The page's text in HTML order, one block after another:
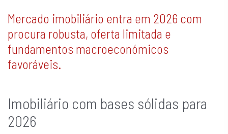
Mercado imobiliário entra em 2026 com
procura robusta, oferta limitada e
fundamentos macroeconómicos
favoráveis.
Imobiliário com bases sólidas para
2026